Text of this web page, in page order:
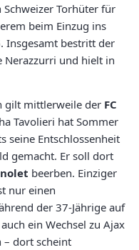
Torhüter für
beim Einzug ins
. Insgesamt bestritt der
Nerazzurri und hielt in
gilt mittlerweile der FC
Tavolieri hat Sommer
seine Entschlossenheit
gemacht. Er soll dort
beerben. Einziger
nur einen
der 37-Jährige auf
ein Wechsel zu Ajax
– dort scheint